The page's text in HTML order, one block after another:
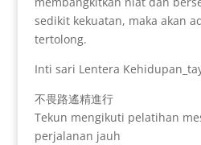
sedikit kekuatan, maka akan
tertolong.
Inti sari Lentera
不畏路遙精進行
Tekun mengikuti pelatihan
perjalanan jauh